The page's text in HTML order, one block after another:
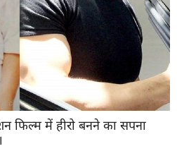
फिल्म में हीरो बनने का सपना